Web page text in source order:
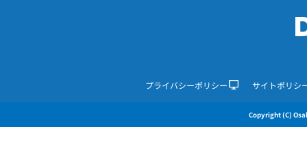
プライバシーポリシー サイトポリシ
Copyright (C)